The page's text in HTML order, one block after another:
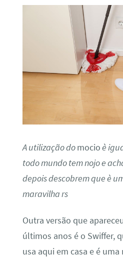
A utilização domocioè
todo mundo tem nojo e
depois descobrem que è
maravilha rs
Outra versão que
últimos anos é o Swiffer,
usa aqui em casa e é